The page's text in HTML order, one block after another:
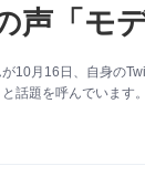
声「モ
10月16日、自身の
話題を呼んでいます。